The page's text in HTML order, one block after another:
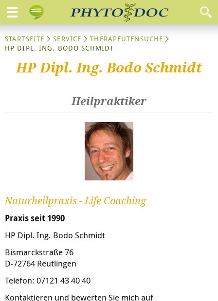
STARTSEITE SERVICE
THERAPEUTENSUCHE
HP DIPL. ING. BODO SCHMIDT
HP Dipl. Ing. Bodo Schmidt
Heilpraktiker
Naturheilpraxis - Life Coaching
Praxis seit 1990
HP Dipl. Ing. Bodo Schmidt
Bismarckstraße 76
D-72764 Reutlingen
Telefon: 07121 43 40 40
Kontaktieren und bewerten Sie mich auf